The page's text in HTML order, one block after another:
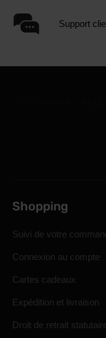
Support
Shopping
Suivi de votre
Connexion au compte
Cartes cadeaux
Expédition et livraison
Droit de retrait